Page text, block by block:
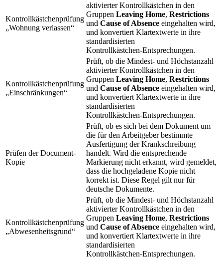
Kontrollkästchenprüfung
„Wohnung verlassen“
aktivierter Kontrollkästchen in den
Gruppen Leaving Home, Restrictions
und Cause of Absence eingehalten wird,
und konvertiert Klartextwerte in ihre
standardisierten
Kontrollkästchen‑Entsprechungen.
Kontrollkästchenprüfung
„Einschränkungen“
Prüft, ob die Mindest- und Höchstanzahl
aktivierter Kontrollkästchen in den
Gruppen Leaving Home, Restrictions
und Cause of Absence eingehalten wird,
und konvertiert Klartextwerte in ihre
standardisierten
Kontrollkästchen‑Entsprechungen.
Prüfen der Document-
Kopie
Prüft, ob es sich bei dem Dokument um
die für den Arbeitgeber bestimmte
Ausfertigung der Krankschreibung
handelt. Wird die entsprechende
Markierung nicht erkannt, wird gemeldet,
dass die hochgeladene Kopie nicht
korrekt ist. Diese Regel gilt nur für
deutsche Dokumente.
Kontrollkästchenprüfung
„Abwesenheitsgrund“
Prüft, ob die Mindest- und Höchstanzahl
aktivierter Kontrollkästchen in den
Gruppen Leaving Home, Restrictions
und Cause of Absence eingehalten wird,
und konvertiert Klartextwerte in ihre
standardisierten
Kontrollkästchen‑Entsprechungen.